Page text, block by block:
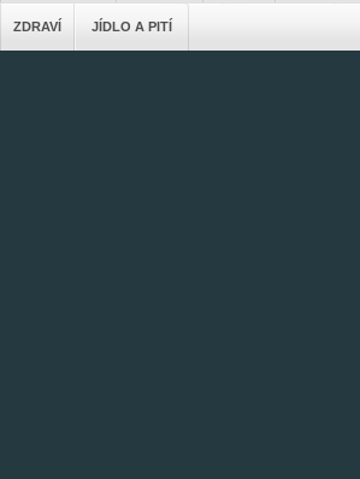
ZDRAVÍ JÍDLO A PITÍ